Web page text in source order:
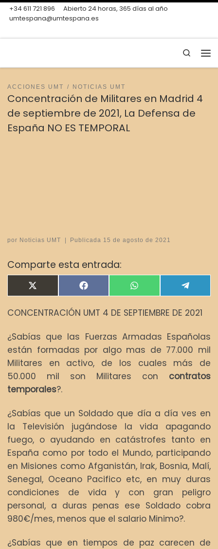
Skip to content
+34 611 721 896
Abierto 24 horas, 365 días al año
umtespana@umtespana.es
Search
ACCIONES UMT NOTICIAS UMT
Concentración de Militares en Madrid 4
de septiembre de 2021, La Defensa de
España NO ES TEMPORAL
por Noticias UMT Publicada 15 de agosto de 2021
Comparte esta entrada:
Compartir en
X
(
w
t
e
r
)
Compartir en
F
a
e
o
o
k
Compartir en
W
h
t
p
p
e
e
r
a
m
CONCENTRACIÓN UMT 4 DE SEPTIEMBRE DE 2021
¿Sabías que las Fuerzas Armadas Españolas
están formadas por algo mas de 77.000 mil
Militares en activo, de los cuales más de
50.000 mil son Militares con contratos
temporales?.
¿Sabías que un Soldado que día a día ves en
la Televisión jugándose la vida apagando
fuego, o ayudando en catástrofes tanto en
España como por todo el Mundo, participando
en Misiones como Afganistán, Irak, Bosnia, Malí,
Senegal, Oceano Pacifico etc, en muy duras
condiciones de vida y con gran peligro
personal, a duras penas ese Soldado cobra
980€/mes, menos que el salario Minimo?.
¿Sabías que en tiempos de paz carecen de